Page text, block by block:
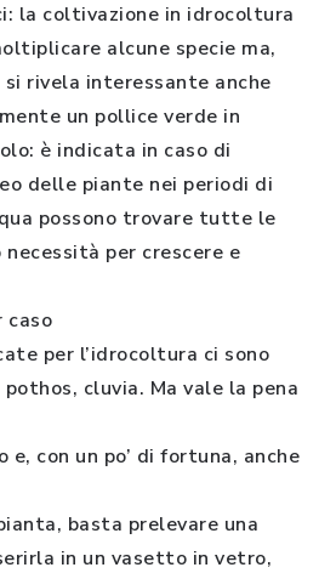
la coltivazione in idrocoltura
alcune specie ma,
rivela interessante anche
un pollice verde in
è indicata in caso di
delle piante nei periodi di
possono trovare tutte le
per crescere e
caso
per l’idrocoltura ci sono
cluvia. Ma vale la pena
e, con un po’ di fortuna, anche
basta prelevare una
in un vasetto in vetro,